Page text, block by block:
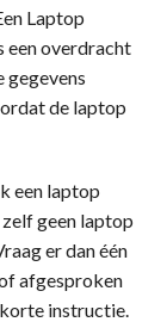
Laptop
een overdracht
gegevens
de laptop
een laptop
geen laptop
er dan één
afgesproken
instructie.